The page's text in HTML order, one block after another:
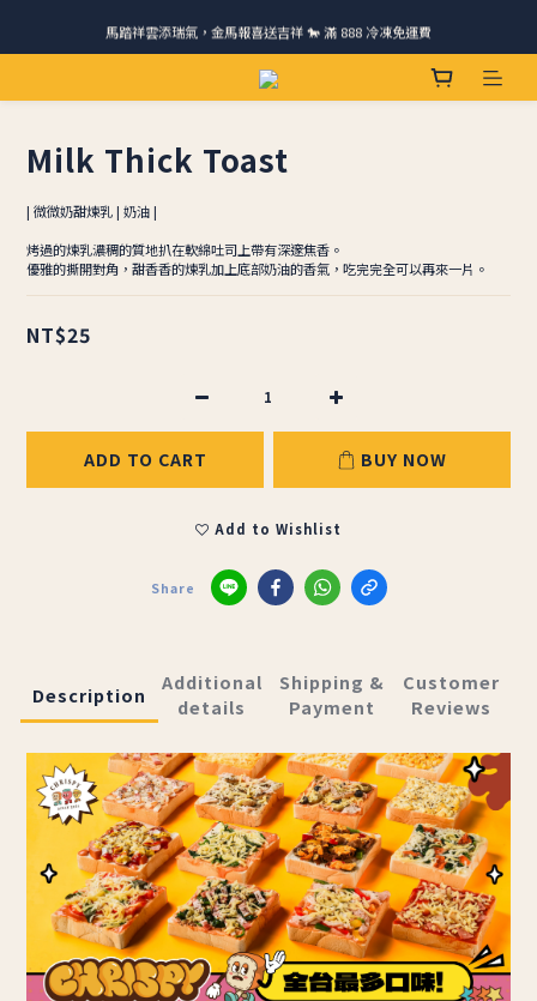
請跟我們一起旅行! 加入官方LINE領取50元優惠卷 🎁
馬踏祥雲添瑞氣，金馬報喜送吉祥 🐎 滿 888 冷凍免運費
ＣＨＲＩＳＰＹ會員好禮｜集點換購物金+生日禮，獨家優惠不錯過！
Milk Thick ​​Toast
| 微微奶甜煉乳 | 奶油 |
烤過的煉乳濃稠的質地扒在軟綿吐司上帶有深邃焦香。
優雅的撕開對角，甜香香的煉乳加上底部奶油的香氣，吃完完全可以再來一片。
NT$25
ADD TO CART BUY NOW
Add to Wishlist
Share
Description
Additional
details
Shipping &
Payment
Customer
Reviews